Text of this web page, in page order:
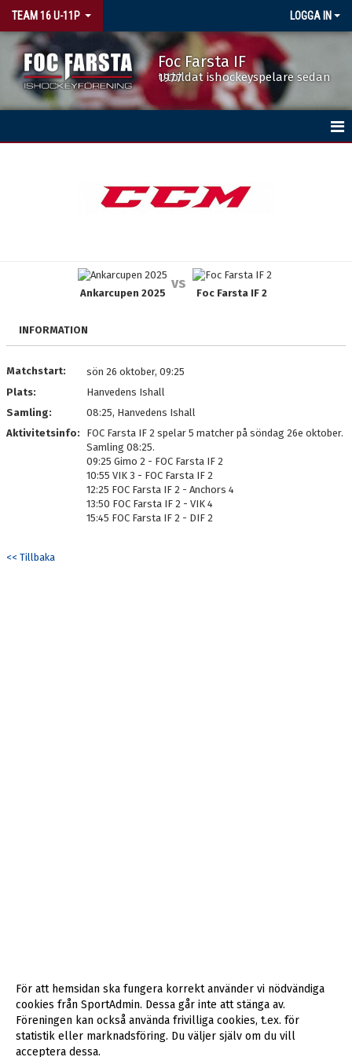
TEAM 16 U-11P LOGGA IN
Foc Farsta IF
Utbildat ishockeyspelare sedan 1977
BILDGALLERI
KONTAKT
Ankarcupen 2025
vs
Foc Farsta IF 2
INFORMATION
Matchstart:
sön 26 oktober, 09:25
Plats:
Hanvedens Ishall
Samling:
08:25, Hanvedens Ishall
Aktivitetsinfo:
FOC Farsta IF 2 spelar 5 matcher på söndag 26e oktober.
Samling 08:25.
09:25 Gimo 2 - FOC Farsta IF 2
10:55 VIK 3 - FOC Farsta IF 2
12:25 FOC Farsta IF 2 - Anchors 4
13:50 FOC Farsta IF 2 - VIK 4
15:45 FOC Farsta IF 2 - DIF 2
<< Tillbaka
För att hemsidan ska fungera korrekt använder vi nödvändiga
cookies från SportAdmin. Dessa går inte att stänga av.
Föreningen kan också använda frivilliga cookies, t.ex. för
statistik eller marknadsföring. Du väljer själv om du vill
acceptera dessa.